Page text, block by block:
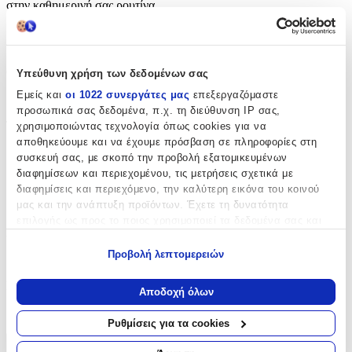
Υπεύθυνη χρήση των δεδομένων σας
Εμείς και οι 1022 συνεργάτες μας επεξεργαζόμαστε
προσωπικά σας δεδομένα, π.χ. τη διεύθυνση IP σας,
χρησιμοποιώντας τεχνολογία όπως cookies για να
αποθηκεύουμε και να έχουμε πρόσβαση σε πληροφορίες στη
συσκευή σας, με σκοπό την προβολή εξατομικευμένων
διαφημίσεων και περιεχομένου, τις μετρήσεις σχετικά με
διαφημίσεις και περιεχόμενο, την καλύτερη εικόνα του κοινού
μας και την ανάπτυξη προϊόντων. Έχετε τη δυνατότητα
Να συλλέξουμε πληροφορίες σχετικά με τη γεωγραφική
σας τοποθεσία, οι οποίες μπορεί να είναι ακριβείς σε
απόσταση μερικών μέτρων
Να αναγνωρίσουμε τη συσκευή σας σαρώνοντας ενεργά
για συγκεκριμένα χαρακτηριστικά (δακτυλικό αποτύπωμα)
Προβολή λεπτομερειών
Αποδοχή όλων
Ρυθμίσεις για τα cookies
στην καθημερινή σας ρουτίνα.
Χαρακτηριστικά
Θέμα:
Ζωάκια
Τύπος:
Μπρελόκ
με Led:
Όχι
Χειροποίητο:
Κατασκευαστής
Legami Milano